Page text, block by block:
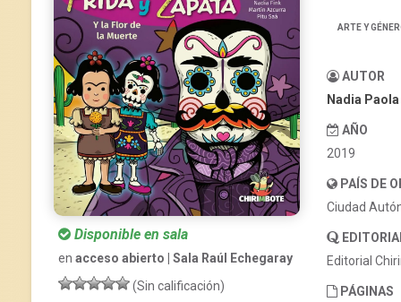
Disponible en sala
en acceso abierto | Sala Raúl Echegaray
(Sin calificación)
ARTE Y
AUTOR
Nadia
AÑO
2019
PAÍS DE
Ciudad
Editorial
PÁGINAS